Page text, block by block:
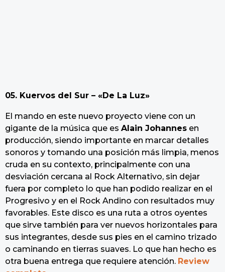
05. Kuervos del Sur – «De La Luz»
El mando en este nuevo proyecto viene con un
gigante de la música que es Alain Johannes en
producción, siendo importante en marcar detalles
sonoros y tomando una posición más limpia, menos
cruda en su contexto, principalmente con una
desviación cercana al Rock Alternativo, sin dejar
fuera por completo lo que han podido realizar en el
Progresivo y en el Rock Andino con resultados muy
favorables. Este disco es una ruta a otros oyentes
que sirve también para ver nuevos horizontales para
sus integrantes, desde sus pies en el camino trizado
o caminando en tierras suaves. Lo que han hecho es
otra buena entrega que requiere atención. Review